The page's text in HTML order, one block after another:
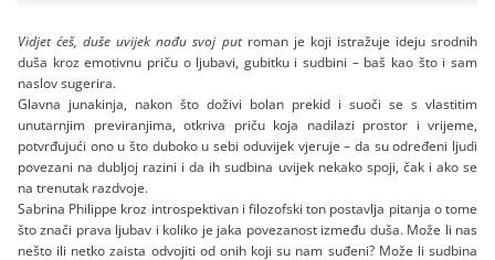
Vidjet ćeš, duše uvijek nađu svoj putroman je koji istražuje ideju srodnih
duša kroz emotivnu priču o ljubavi, gubitku i sudbini – baš kao što i sam
naslov sugerira.
Glavna junakinja, nakon što doživi bolan prekid i suoči se s vlastitim
unutarnjim previranjima, otkriva priču koja nadilazi prostor i vrijeme,
potvrđujući ono u što duboko u sebi oduvijek vjeruje – da su određeni ljudi
povezani na dubljoj razini i da ih sudbina uvijek nekako spoji, čak i ako se
na trenutak razdvoje.
Sabrina Philippe kroz introspektivan i filozofski ton postavlja pitanja o tome
što znači prava ljubav i koliko je jaka povezanost između duša. Može li nas
nešto ili netko zaista odvojiti od onih koji su nam suđeni? Može li sudbina